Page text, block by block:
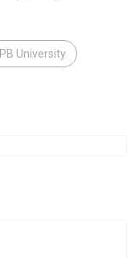
IPB University